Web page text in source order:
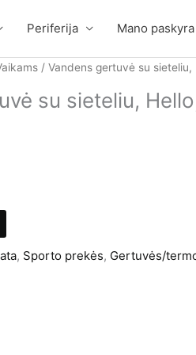
Periferija Mano paskyra
/ Vandens gertuvė su sieteliu,
su sieteliu,
, Sporto prekės, Gertuvės/